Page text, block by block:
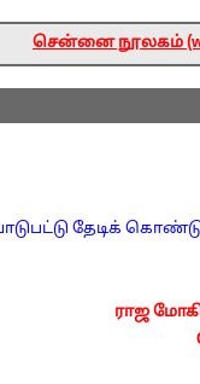
சென்னை நூலகம்
தேடிக்
ராஜ